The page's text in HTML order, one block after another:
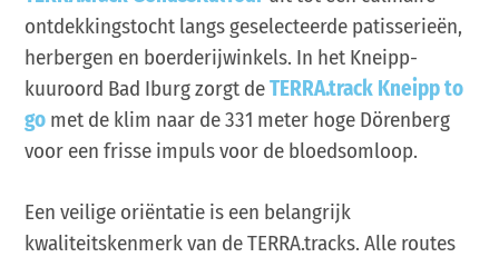
ontdekkingstocht langs geselecteerde patisserieën,
herbergen en boerderijwinkels. In het Kneipp-
kuuroord Bad Iburg zorgt deTERRA.track Kneipp to
go met de klim naar de 331 meter hoge Dörenberg
voor een frisse impuls voor de bloedsomloop.
Een veilige oriëntatie is een belangrijk
kwaliteitskenmerk van de TERRA.tracks. Alle routes